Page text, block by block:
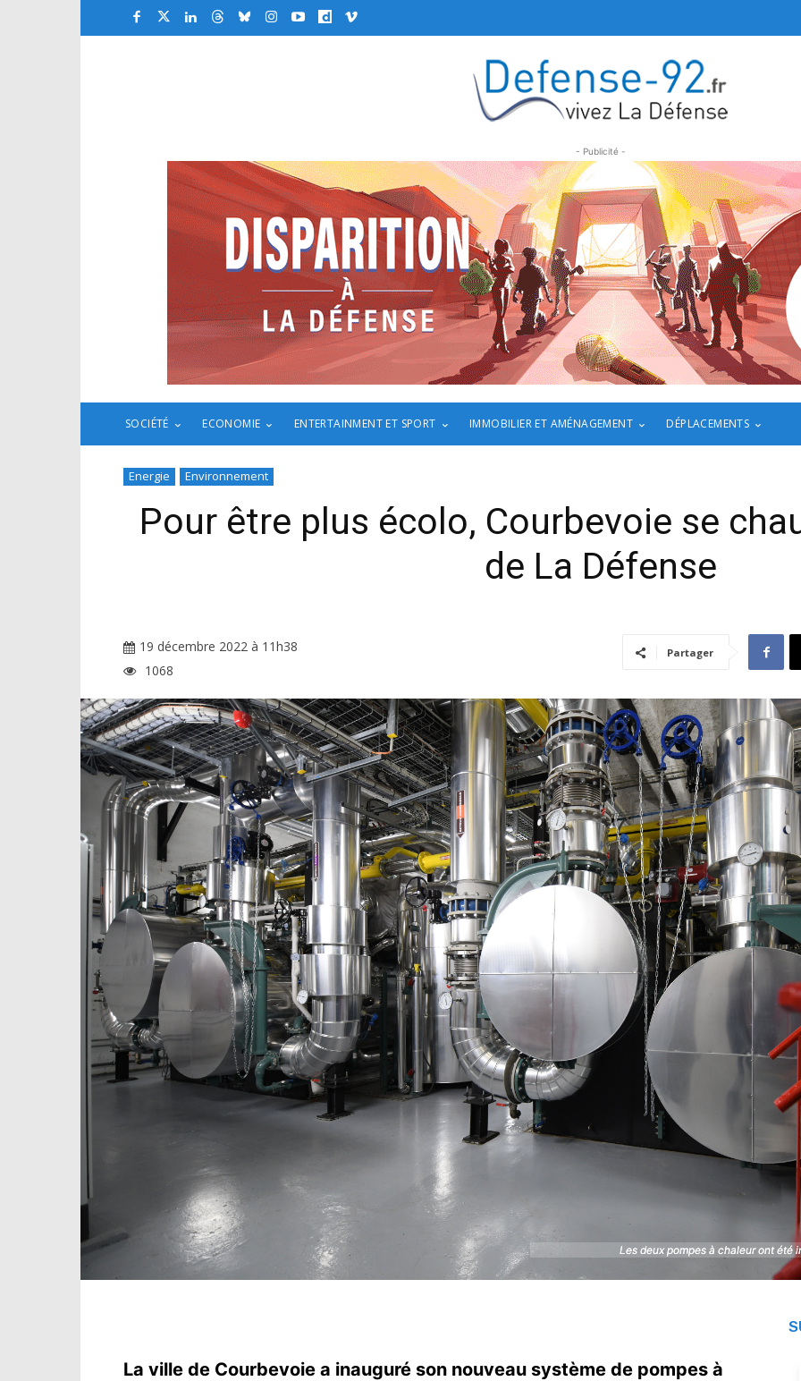
- Publicité -
SOCIÉTÉ ECONOMIE ENTERTAINMENT ET SPORT IMMOBILIER ET AMÉNAGEMENT DÉPLACEMENTS
Energie Environnement
Pour être plus écolo, Courbevoie se
de La Défense
19 décembre 2022 à 11h38
1068
Partager
Les deux pompes à chaleur ont été
Les deux pompes à chaleur ont été
La ville de Courbevoie a inauguré son nouveau système de pompes à